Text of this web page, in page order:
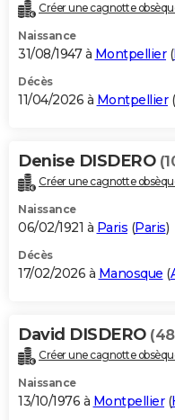
Destinations
City break
Voyage nature
Voyage de noces
Forum
Climat
+PHOTO
GUIDES D'ACHAT
BONS PLANS
Carte de Noël
Carte Bonne année
Carte Saint-Valentin
Carte Pâques
Carte d'anniversaire
DICTIONNAIRE
Dictionnaire
Biographies
Citations
Expressions
Proverbes
PROGRAMME TV
S'inscrire
Se connecter
Lycées
Collèges
Primaires
Universités
Entreprises
Service militaire
Avis de recherche
AVIS DE DÉCÈS
Bricolage
Lifestyle
Culture
Sport
Auto
Television
Voyage
Cinema
Créer une cagnotte
Naissance
31/08/1947 à Montpellier(
Décès
11/04/2026 à Montpellier(
Denise DISDERO
Créer une cagnotte
Naissance
06/02/1921 à Paris (Paris)
Décès
17/02/2026 à Manosque (
David DISDERO
Créer une cagnotte
Naissance
13/10/1976 à Montpellier(